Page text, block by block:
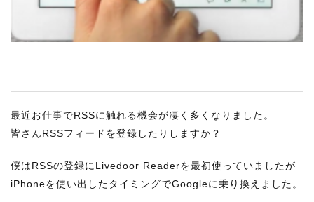
最近お仕事でRSSに触れる機会が凄く多くなりました。
皆さんRSSフィードを登録したりしますか？
僕はRSSの登録にLivedoor Readerを最初使っていましたが
iPhoneを使い出したタイミングでGoogleに乗り換えました。